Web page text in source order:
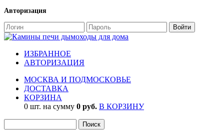
Авторизация
ИЗБРАННОЕ
АВТОРИЗАЦИЯ
МОСКВА И ПОДМОСКОВЬЕ
ДОСТАВКА
КОРЗИНА
0 шт. на сумму 0 руб. В КОРЗИНУ